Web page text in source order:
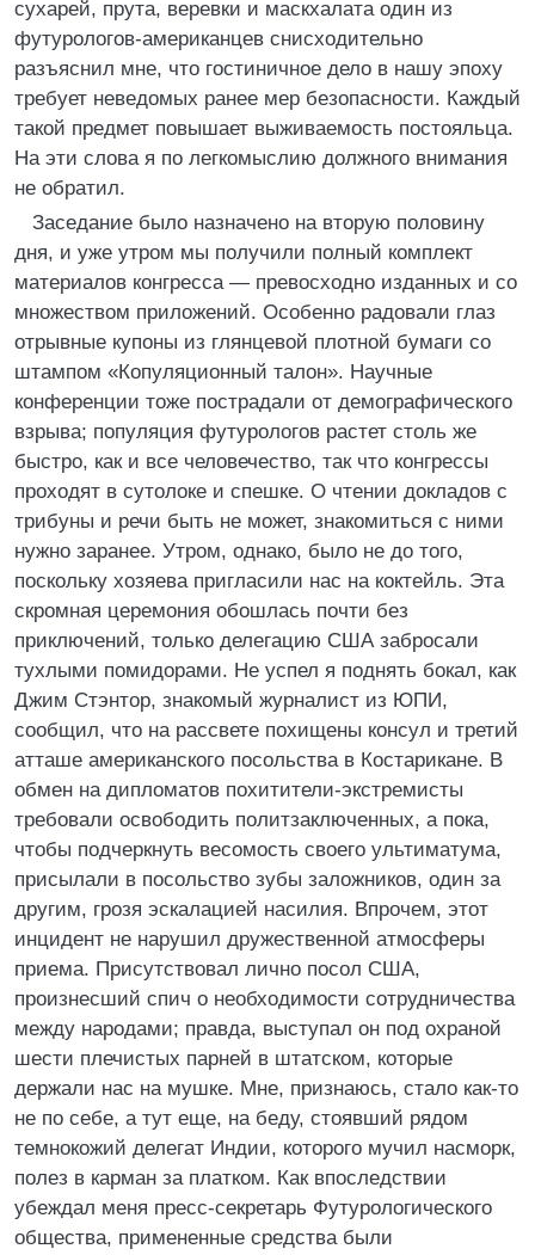
сухарей, прута, веревки и маскхалата один из
футурологов-американцев снисходительно
разъяснил мне, что гостиничное дело в нашу эпоху
требует неведомых ранее мер безопасности. Каждый
такой предмет повышает выживаемость постояльца.
На эти слова я по легкомыслию должного внимания
не обратил.
Заседание было назначено на вторую половину
дня, и уже утром мы получили полный комплект
материалов конгресса — превосходно изданных и со
множеством приложений. Особенно радовали глаз
отрывные купоны из глянцевой плотной бумаги со
штампом «Копуляционный талон». Научные
конференции тоже пострадали от демографического
взрыва; популяция футурологов растет столь же
быстро, как и все человечество, так что конгрессы
проходят в сутолоке и спешке. О чтении докладов с
трибуны и речи быть не может, знакомиться с ними
нужно заранее. Утром, однако, было не до того,
поскольку хозяева пригласили нас на коктейль. Эта
скромная церемония обошлась почти без
приключений, только делегацию США забросали
тухлыми помидорами. Не успел я поднять бокал, как
Джим Стэнтор, знакомый журналист из ЮПИ,
сообщил, что на рассвете похищены консул и третий
атташе американского посольства в Костарикане. В
обмен на дипломатов похитители-экстремисты
требовали освободить политзаключенных, а пока,
чтобы подчеркнуть весомость своего ультиматума,
присылали в посольство зубы заложников, один за
другим, грозя эскалацией насилия. Впрочем, этот
инцидент не нарушил дружественной атмосферы
приема. Присутствовал лично посол США,
произнесший спич о необходимости сотрудничества
между народами; правда, выступал он под охраной
шести плечистых парней в штатском, которые
держали нас на мушке. Мне, признаюсь, стало как-то
не по себе, а тут еще, на беду, стоявший рядом
темнокожий делегат Индии, которого мучил насморк,
полез в карман за платком. Как впоследствии
убеждал меня пресс-секретарь Футурологического
общества, примененные средства были